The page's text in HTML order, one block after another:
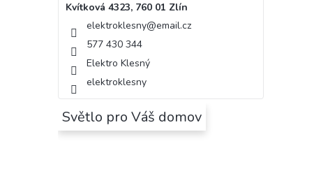
Kvítková 4323, 760 01 Zlín
elektroklesny@email.cz
577 430 344
Elektro Klesný
elektroklesny
Světlo pro Váš domov